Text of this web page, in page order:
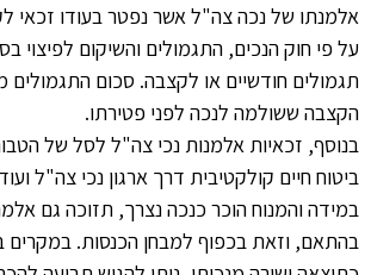
אלמנתו של נכה צה"ל אשר נפטר בעודו זכאי
תגמולים חודשיים או לקצבה. סכום התגמולים
הקצבה ששולמה לנכה לפני פטירתו.
בנוסף, זכאיות אלמנות נכי צה"ל לסל של
ביטוח חיים קולקטיבית דרך ארגון נכי צה"ל
במידה והמנוח הוכר כנכה נצרך, תזוכה גם
בהתאם, וזאת בכפוף למבחן הכנסות. במקרים